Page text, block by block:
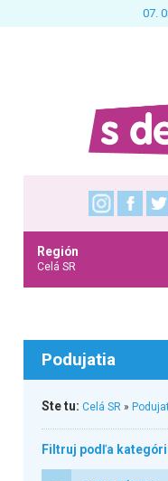
07.
Región
Celá SR
Podujatia
Ste tu: Celá SR»
Filtruj podľa